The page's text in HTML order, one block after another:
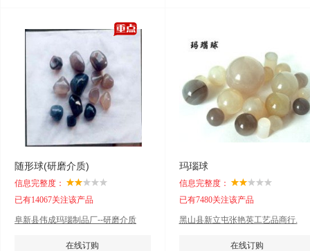
随形球(研磨介质)
信息完整度：
已有14067关注该产品
阜新县伟成玛瑙制品厂--研磨介质
在线订购
玛瑙球
信息完整度：
已有7480关注该产品
黑山县新立屯张艳英工艺品商行.
在线订购